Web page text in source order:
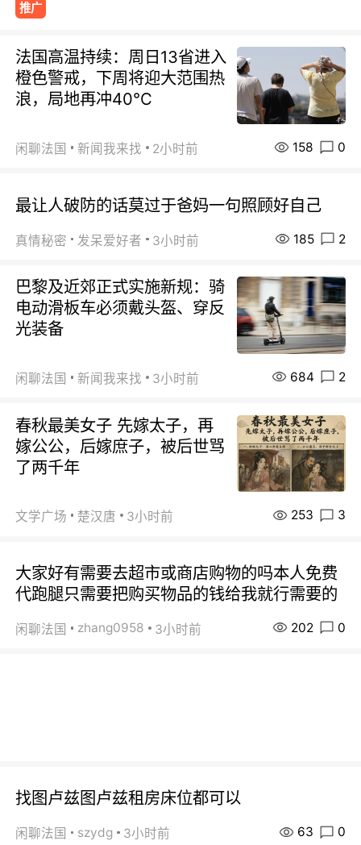
推广
法国高温持续：周日13省进入
橙色警戒，下周将迎大范围热
浪，局地再冲40℃
闲聊法国 新闻我来找 2小时前 158 0
最让人破防的话莫过于爸妈一句照顾好自己
真情秘密 发呆爱好者 3小时前 185 2
巴黎及近郊正式实施新规：骑
电动滑板车必须戴头盔、穿反
光装备
闲聊法国 新闻我来找 3小时前 684 2
春秋最美女子 先嫁太子，再
嫁公公，后嫁庶子，被后世骂
了两千年
文学广场 楚汉唐 3小时前 253 3
大家好有需要去超市或商店购物的吗本人免费
代跑腿只需要把购买物品的钱给我就行需要的
闲聊法国 zhang0958 3小时前 202 0
找图卢兹图卢兹租房床位都可以
闲聊法国 szydg 3小时前 63 0